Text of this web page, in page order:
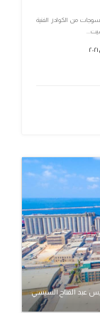
من الكوادر الفنية
عبد الفتاح السيسي